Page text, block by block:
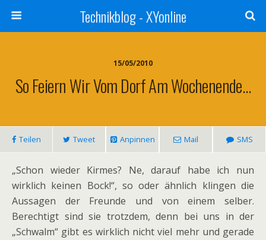
Technikblog - XYonline
15/05/2010
So Feiern Wir Vom Dorf Am Wochenende…
Teilen Tweet Anpinnen Mail SMS
„Schon wieder Kirmes? Ne, darauf habe ich nun
wirklich keinen Bock!“, so oder ähnlich klingen die
Aussagen der Freunde und von einem selber.
Berechtigt sind sie trotzdem, denn bei uns in der
„Schwalm“ gibt es wirklich nicht viel mehr und gerade